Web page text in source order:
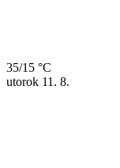
35/15 °C
utorok 11. 8.